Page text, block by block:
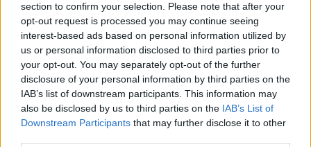
section to confirm your selection. Please note that after your
opt-out request is processed you may continue seeing
interest-based ads based on personal information utilized by
us or personal information disclosed to third parties prior to
your opt-out. You may separately opt-out of the further
disclosure of your personal information by third parties on the
IAB’s list of downstream participants. This information may
also be disclosed by us to third parties on the IAB’s List of
Downstream Participants that may further disclose it to other
Gianni Micheli